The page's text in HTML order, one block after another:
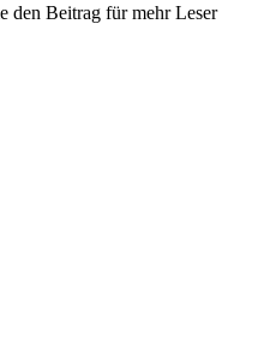
den Beitrag für mehr Leser